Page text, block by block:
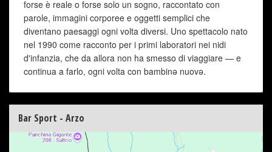
forse è reale o forse solo un sogno, raccontato con
parole, immagini corporee e oggetti semplici che
diventano paesaggi ogni volta diversi. Uno spettacolo nato
nel 1990 come racconto per i primi laboratori nei nidi
d'infanzia, che da allora non ha smesso di viaggiare — e
continua a farlo, ogni volta con bambinǝ nuovǝ.
Bar Sport - Arzo